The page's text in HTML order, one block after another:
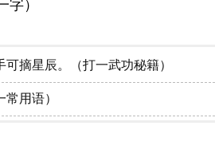
）
摘星辰。（打一武功秘籍）
用语）